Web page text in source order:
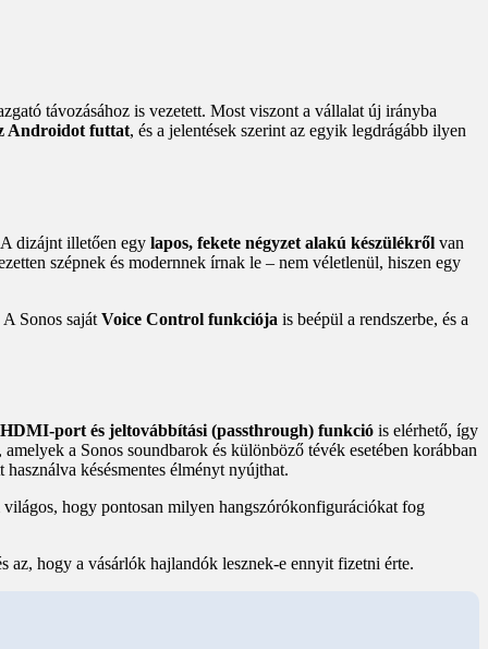
távozásához is vezetett. Most viszont a vállalat új irányba
Androidot futtat, és a jelentések szerint az egyik legdrágább ilyen
dizájnt illetően egy lapos, fekete négyzet alakú készülékről van
szépnek és modernnek írnak le – nem véletlenül, hiszen egy
Sonos saját Voice Control funkciója is beépül a rendszerbe, és a
port és jeltovábbítási (passthrough) funkció is elérhető, így
amelyek a Sonos soundbarok és különböző tévék esetében korábban
késésmentes élményt nyújthat.
hogy pontosan milyen hangszórókonfigurációkat fog
az, hogy a vásárlók hajlandók lesznek-e ennyit fizetni érte.